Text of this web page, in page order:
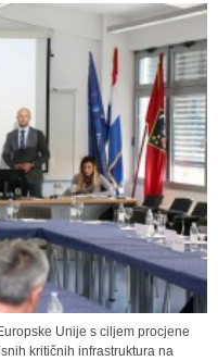
Unije s ciljem procjene
kritičnih infrastruktura na